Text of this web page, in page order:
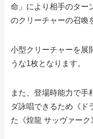
命」により相手のター
のクリーチャーの召喚
小型クリーチャーを展
うな1枚となります。
また、登場時能力で手
ダ詠唱できるため《ド
た《煌龍 サッヴァーク